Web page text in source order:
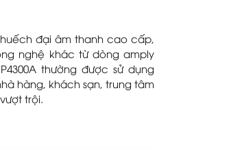
đại âm thanh cao cấp,
nghệ khác từ dòng amply
thường được sử dụng
hàng, khách sạn, trung tâm
trội.